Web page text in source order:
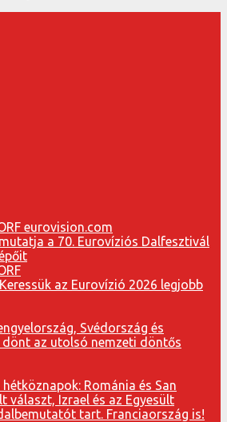
a 70. Eurovíziós Dalfesztivál
az Eurovízió 2026 legjobb
Svédország és
dönt az utolsó nemzeti döntős
Románia és San
választ, Izrael és az Egyesült
tart. Franciaország is!